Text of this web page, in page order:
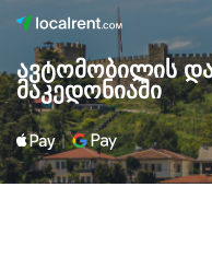
ავტომობილის
მაკედონიაში